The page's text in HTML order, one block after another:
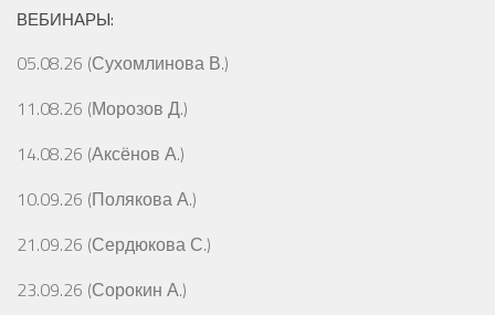
ВЕБИНАРЫ:
05.08.26 (Сухомлинова В.)
11.08.26 (Морозов Д.)
14.08.26 (Аксёнов А.)
10.09.26 (Полякова А.)
21.09.26 (Сердюкова С.)
23.09.26 (Сорокин А.)